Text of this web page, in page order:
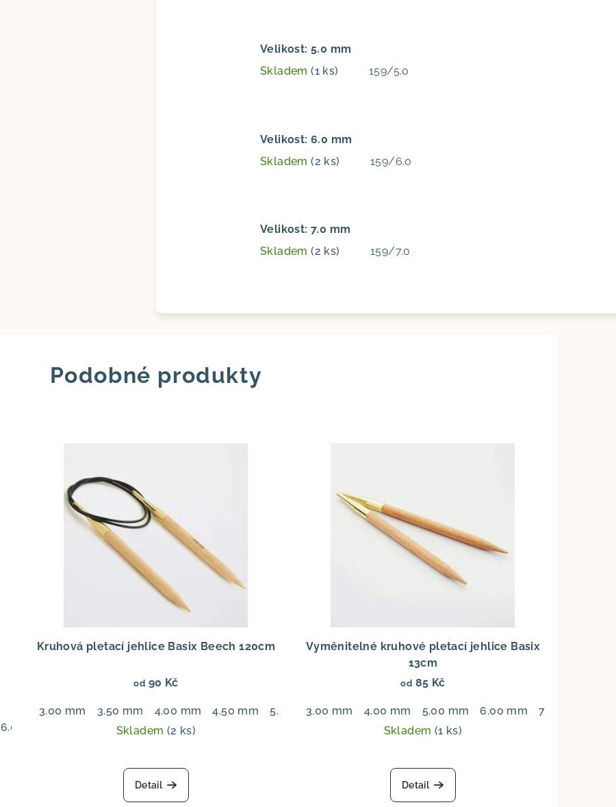
Velikost: 5.0 mm
Skladem(1 ks) 159/5.0
Velikost: 6.0 mm
Skladem(2 ks) 159/6.0
Velikost: 7.0 mm
Skladem(2 ks) 159/7.0
Podobné produkty
6.00 mm
Kruhová pletací jehlice Basix Beech 120cm
od 90 Kč
3.00 mm 3.50 mm 4.00 mm 4.50 mm
5.00 mm
Skladem (2 ks)
Detail
Vyměnitelné kruhové pletací jehlice Basix
13cm
od 85 Kč
3.00 mm 4.00 mm 5.00 mm 6.00 mm 7.00 mm
Skladem (1 ks)
Detail